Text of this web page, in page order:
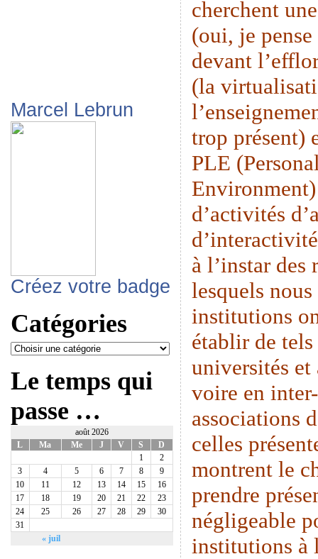
Marcel Lebrun
Créez votre badge
Catégories
Le temps qui
passe …
août 2026
L
Ma Me J V S D
« juil
1
2
3
4 5 6 7 8
9
10
11 12 13 14 15
16
17
18 19 20 21 22
23
24
25 26 27 28 29
30
31
cherchent
(oui, je pense
devant
(la
trop présent)
PLE
d’activités
à l’instar des
lesquels
institutions
établir de tels
universités et
voire en
associations
celles
montrent le
prendre
négligeable
institutions à